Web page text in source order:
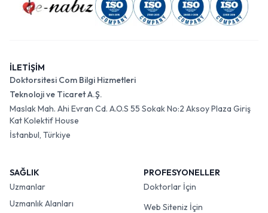
İLETİŞİM
Doktorsitesi Com Bilgi Hizmetleri
Teknoloji ve Ticaret A.Ş.
Maslak Mah. Ahi Evran Cd. A.O.S 55 Sokak No:2 Aksoy Plaza Giriş
Kat Kolektif House
İstanbul, Türkiye
SAĞLIK
Uzmanlar
Uzmanlık Alanları
PROFESYONELLER
Doktorlar İçin
Web Siteniz İçin